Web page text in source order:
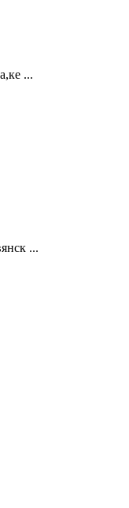
...
...